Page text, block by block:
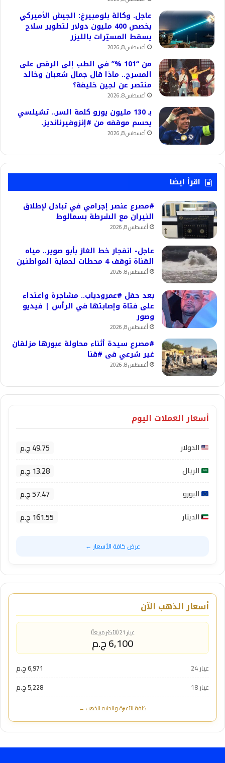
عاجل. وكالة بلومبيرغ: الجيش الأميركي
يخصص 400 مليون دولار لتطوير سلاح
يسقط المسيّرات بالليزر
أغسطس 8, 2026
من “101 %” في الطب إلى الرقص على
المسرح.. ماذا قال جمال شعبان وخالد
منتصر عن لجين خليفة؟
أغسطس 8, 2026
بـ 130 مليون يورو كلمة السر.. تشيلسي
يحسم موقفه من #إنزوفيرنانديز.
أغسطس 8, 2026
اقرأ ايضا
#مصرع عنصر إجرامي في تبادل لإطلاق
النيران مع الشرطة بسمالوط
أغسطس 8, 2026
عاجل- انفجار خط الغاز بأبو صوير.. مياه
القناة توقف 4 محطات لحماية المواطنين
أغسطس 8, 2026
بعد حفل #عمرودياب.. مشاجرة واعتداء
على فتاة وإصابتها في الرأس | فيديو
وصور
أغسطس 8, 2026
#مصرع سيدة أثناء محاولة عبورها مزلقان
غير شرعي فى #قنا
أغسطس 8, 2026
أسعار العملات اليوم
الدولار 49.75 ج.م
الريال 13.28 ج.م
اليورو 57.47 ج.م
الدينار 161.55 ج.م
عرض كافة الأسعار ←
أسعار الذهب الآن
عيار 21 (الأكثر مبيعاً)
6,100 ج.م
عيار 24
6,971 ج.م
عيار 18
5,228 ج.م
كافة الأعيرة والجنيه الذهب ←